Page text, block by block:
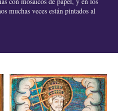
muchas veces están pintados al